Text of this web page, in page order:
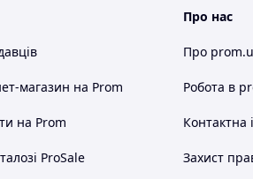
магазин на Prom
на Prom
ProSale
Про нас
Про
Робота в
Контактна
Захист